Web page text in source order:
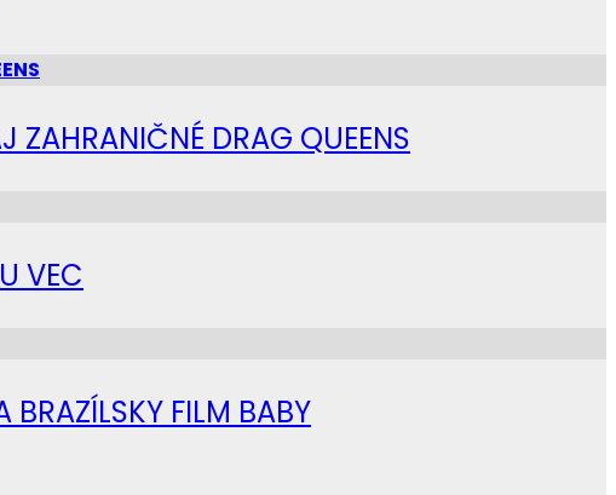
ZAHRANIČNÉ DRAG QUEENS
VEC
BRAZÍLSKY FILM BABY